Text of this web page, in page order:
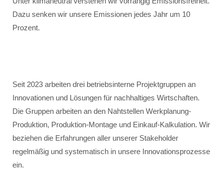
Dazu senken wir unsere Emissionen jedes Jahr um 10
Prozent.
Seit 2023 arbeiten drei betriebsinterne Projektgruppen an
Innovationen und Lösungen für nachhaltiges Wirtschaften.
Die Gruppen arbeiten an den Nahtstellen Werkplanung-
Produktion, Produktion-Montage und Einkauf-Kalkulation. Wir
beziehen die Erfahrungen aller unserer Stakeholder
regelmäßig und systematisch in unsere Innovationsprozesse
ein.